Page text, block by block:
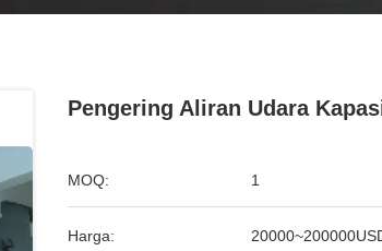
Pengering Aliran Udara
MOQ: 1
Harga: